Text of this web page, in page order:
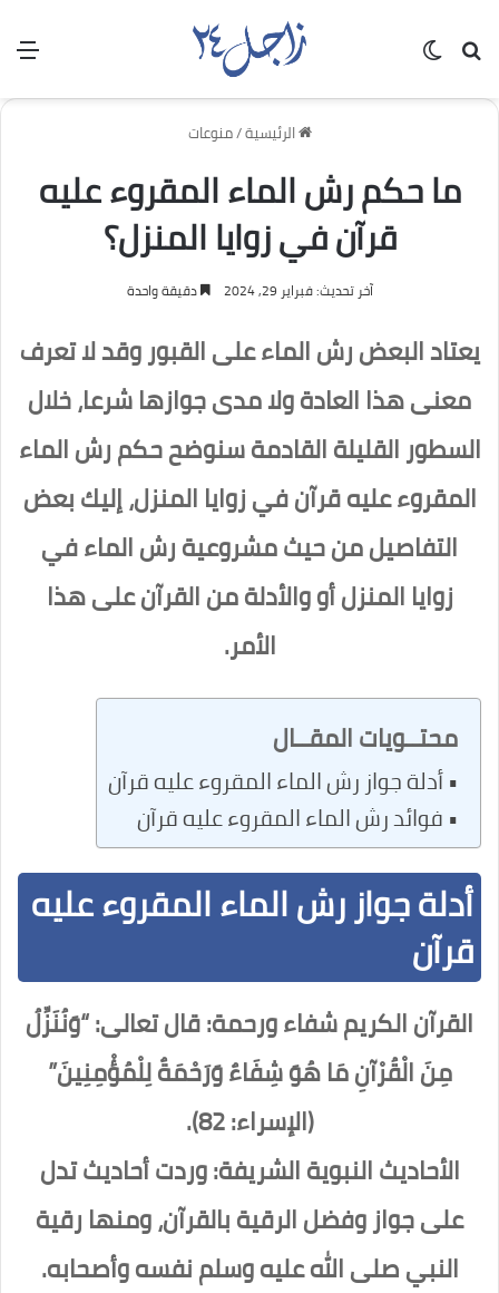
بحث عن
الرئيسية/منوعات
ما حكم رش الماء المقروء عليه
قرآن في زوايا المنزل؟
آخر تحديث: فبراير 29, 2024 دقيقة واحدة
يعتاد البعض رش الماء على القبور وقد لا تعرف
معنى هذا العادة ولا مدى جوازها شرعا، خلال
السطور القليلة القادمة سنوضح حكم رش الماء
المقروء عليه قرآن في زوايا المنزل، إليك بعض
التفاصيل من حيث مشروعية رش الماء في
زوايا المنزل أو والأدلة من القرآن على هذا
الأمر.
محتــويات المقــال
أدلة جواز رش الماء المقروء عليه قرآن
فوائد رش الماء المقروء عليه قرآن
أدلة جواز رش الماء المقروء عليه
قرآن
القرآن الكريم شفاء ورحمة: قال تعالى: “وَنُنَزِّلُ
مِنَ الْقُرْآنِ مَا هُوَ شِفَاءٌ وَرَحْمَةٌ لِلْمُؤْمِنِينَ”
(الإسراء: 82).
الأحاديث النبوية الشريفة: وردت أحاديث تدل
على جواز وفضل الرقية بالقرآن، ومنها رقية
النبي صلى الله عليه وسلم نفسه وأصحابه.